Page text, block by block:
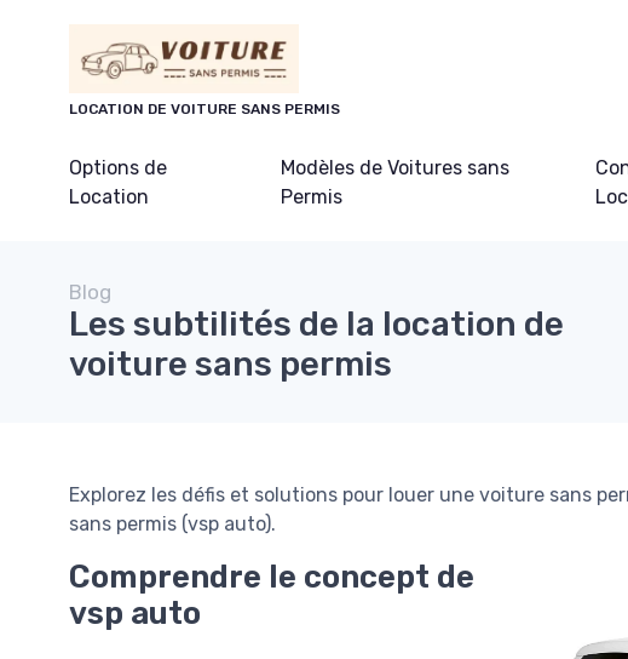
LOCATION DE VOITURE SANS PERMIS
Options de
Location
Modèles de Voitures sans
Permis
Blog
Les subtilités de la location de
voiture sans permis
Explorez les défis et solutions pour louer une voiture sans
sans permis (vsp auto).
Comprendre le concept de
vsp auto